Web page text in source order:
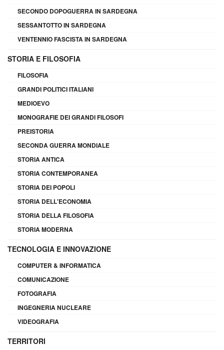
SECONDO DOPOGUERRA IN SARDEGNA
SESSANTOTTO IN SARDEGNA
VENTENNIO FASCISTA IN SARDEGNA
STORIA E FILOSOFIA
FILOSOFIA
GRANDI POLITICI ITALIANI
MEDIOEVO
MONOGRAFIE DEI GRANDI FILOSOFI
PREISTORIA
SECONDA GUERRA MONDIALE
STORIA ANTICA
STORIA CONTEMPORANEA
STORIA DEI POPOLI
STORIA DELL'ECONOMIA
STORIA DELLA FILOSOFIA
STORIA MODERNA
TECNOLOGIA E INNOVAZIONE
COMPUTER & INFORMATICA
COMUNICAZIONE
FOTOGRAFIA
INGEGNERIA NUCLEARE
VIDEOGRAFIA
TERRITORI